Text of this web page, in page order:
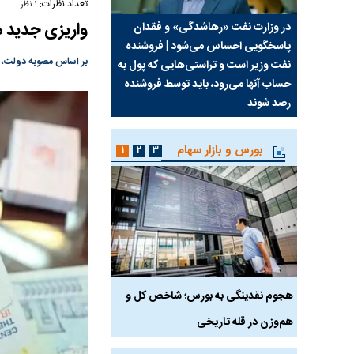
تعداد نظرات: ۱ نظر
واریزی جدید دولت؛
بر اساس مصوبه دولت، دهک‌های یکم تا سوم ۶۵۰ هزار تومان و دهک‌های
در وزارت نفت «رهاشدگی» و فقدان
پاسخگویی احساس می‌شود | فروشنده
نفت وزیر است و تراستی‌هایی که پول به
حساب آنها می‌رود، باید توسط فروشنده
رصد شوند
چرا رویای آمریکایی
نابودی محور مقاومت
بورس و بازار سهام
هجوم نقدینگی به بورس؛ شاخص کل و
هم‌وزن در قله تاریخی
بورس تهران رکورد
۱ ۲ ۳